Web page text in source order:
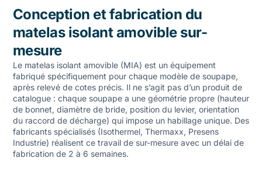
Conception et fabrication du
matelas isolant amovible sur-
mesure
Le matelas isolant amovible (MIA) est un équipement
fabriqué spécifiquement pour chaque modèle de soupape,
après relevé de cotes précis. Il ne s’agit pas d’un produit de
catalogue : chaque soupape a une géométrie propre (hauteur
de bonnet, diamètre de bride, position du levier, orientation
du raccord de décharge) qui impose un habillage unique. Des
fabricants spécialisés (Isothermel, Thermaxx, Presens
Industrie) réalisent ce travail de sur-mesure avec un délai de
fabrication de 2 à 6 semaines.